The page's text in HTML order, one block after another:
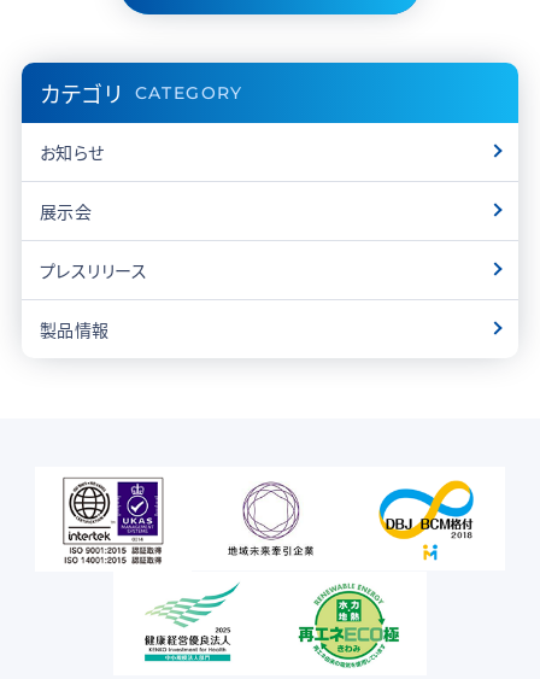
カテゴリ CATEGORY
お知らせ
展示会
プレスリリース
製品情報